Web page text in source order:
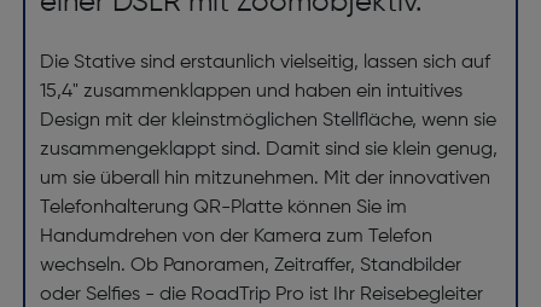
Die Stative sind erstaunlich vielseitig, lassen sich auf
15,4" zusammenklappen und haben ein intuitives
Design mit der kleinstmöglichen Stellfläche, wenn sie
zusammengeklappt sind. Damit sind sie klein genug,
um sie überall hin mitzunehmen. Mit der innovativen
Telefonhalterung QR-Platte können Sie im
Handumdrehen von der Kamera zum Telefon
wechseln. Ob Panoramen, Zeitraffer, Standbilder
oder Selfies - die RoadTrip Pro ist Ihr Reisebegleiter